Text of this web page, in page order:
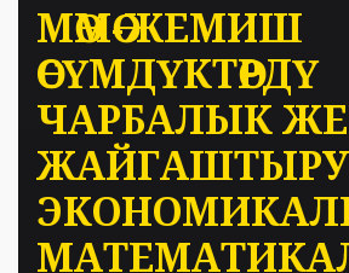
МӨМӨ-ЖЕМИШ
ӨСҮМДҮКТӨРДҮ
ЧАРБАЛЫК